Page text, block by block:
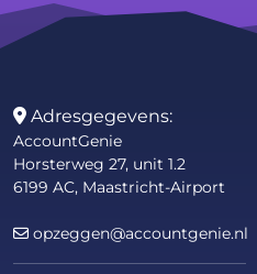
Adresgegevens:
AccountGenie
Horsterweg 27, unit 1.2
6199 AC, Maastricht-Airport
opzeggen@accountgenie.nl